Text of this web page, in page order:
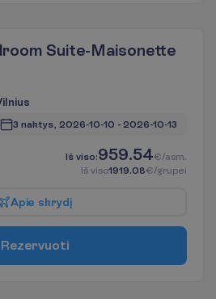
Suite-Maisonette
ilnius
3 naktys, 2026-10-10 - 2026-10-13
Iš viso:959.54€/asm.
Iš viso1919.08€/grupei
Apie skrydį
Rezervuoti